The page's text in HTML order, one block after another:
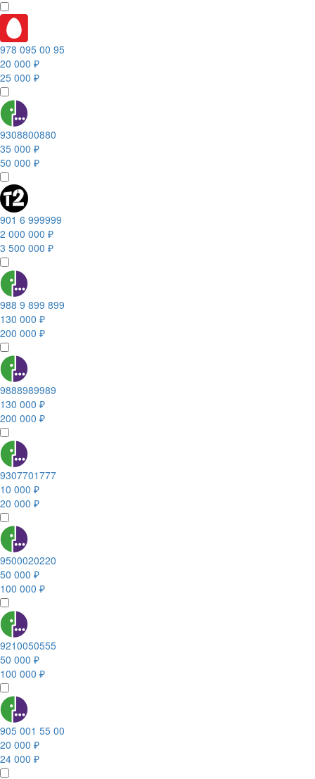
978 095 00 95
20 000 ₽
25 000 ₽
9308800880
35 000 ₽
50 000 ₽
901 6 999999
2 000 000 ₽
3 500 000 ₽
988 9 899 899
130 000 ₽
200 000 ₽
9888989989
130 000 ₽
200 000 ₽
9307701777
10 000 ₽
20 000 ₽
9500020220
50 000 ₽
100 000 ₽
9210050555
50 000 ₽
100 000 ₽
905 001 55 00
20 000 ₽
24 000 ₽